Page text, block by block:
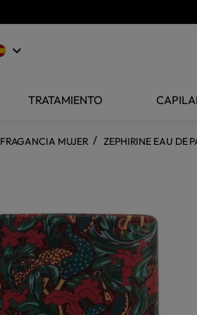
keyboard_arrow_down
TRATAMIENTO
FRAGANCIA MUJER ZEPHIRINE EAU DE